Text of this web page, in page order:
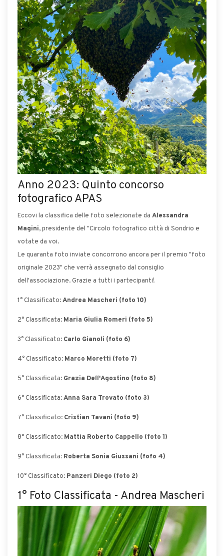
Anno 2023: Quinto concorso
fotografico APAS
Eccovi la classifica delle foto selezionate da Alessandra
Magini, presidente del "Circolo fotografico città di Sondrio e
votate da voi.
Le quaranta foto inviate concorrono ancora per il premio "foto
originale 2023" che verrà assegnato dal consiglio
dell'associazione. Grazie a tutti i partecipanti!
1° Classificato:Andrea Mascheri (foto 10)
2° Classificata: Maria Giulia Romeri (foto 5)
3° Classificato: Carlo Gianoli (foto 6)
4° Classificato: Marco Moretti (foto 7)
5° Classificata: Grazia Dell'Agostino (foto 8)
6° Classificata:Anna Sara Trovato (foto 3)
7° Classificato: Cristian Tavani (foto 9)
8° Classificato: Mattia Roberto Cappello (foto 1)
9° Classificata: Roberta Sonia Giussani (fofo 4)
10° Classificato: Panzeri Diego (foto 2)
1° Foto Classificata - Andrea Mascheri